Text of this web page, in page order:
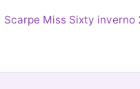
Scarpe Miss Sixty